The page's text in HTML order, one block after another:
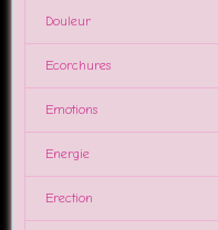
Douleur
Ecorchures
Emotions
Energie
Erection